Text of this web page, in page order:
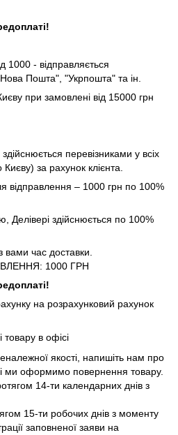
1000 - відправляється
Пошта", "Укрпошта" та ін.
при замовлені від 15000 грн
перевізниками у всіх
за рахунок клієнта.
відправлення – 1000 грн по 100%
Делівері здійснюється по 100%
час доставки.
1000 ГРН
на розрахунковий рахунок
товару в офісі
якості, напишіть нам про
ми оформимо повернення товару.
14-ти календарних днів з
15-ти робочих днів з моменту
заповненої заяви на